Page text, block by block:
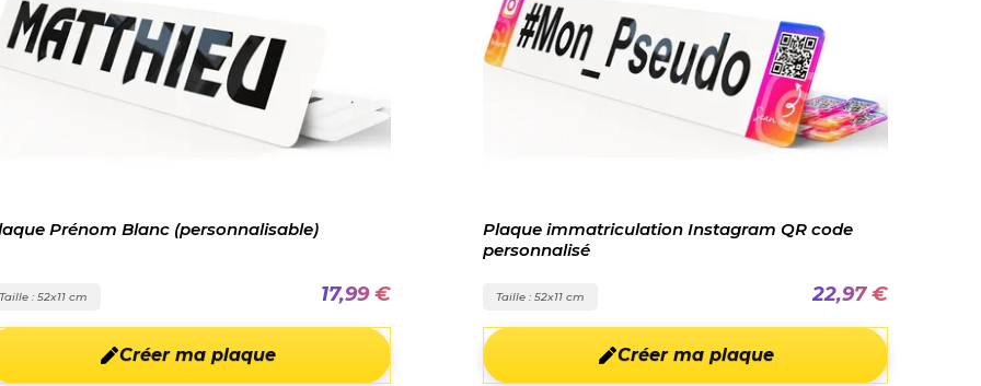
Prénom Blanc (personnalisable)
: 52x11 cm 17,99 €
Créer ma plaque
Plaque immatriculation Instagram QR code
personnalisé
Taille : 52x11 cm 22,97 €
Créer ma plaque